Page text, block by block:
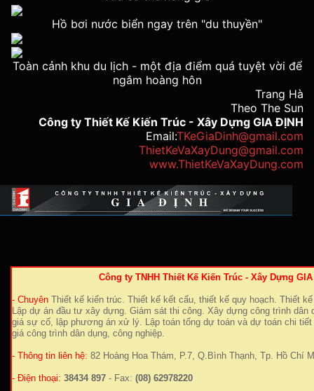
Hồ bơi nước biển ngay trên "du thuyền"
Toàn cảnh khu du lịch - một địa điểm quá tuyệt vời để
ngắm hoàng hôn
Trang Hà
Theo The Sun
Công ty Thiết Kế Kiến Trúc - Xây Dựng GIA ĐỊNH
Email:TKeGiaDinh@gmail.com
ThietKeVaXayDung@gmail.com
www.ThietKeVaXayDung.com
Công ty TNHH Thiết Kế Kiến Trúc - Xây Dựng
- Chuyên
Thiết kế kiến trúc. Thiết kế kết cấu, thiết kế quy hoạch. Thiết
Lập dự án đầu tư xây dựng. Giám sát thi công. Xây dựng công trình dân
giá sự cố, lập phương án xử lý. Lập toán tổng dự toán và dự toán chi tiết
giá công trình dân dụng, công nghiệp.
- Thông tin liên hệ: 82 Hoàng Hoa Thám, P.7, Q.Bình Thạnh, Tp. Hồ Chí
- Điện thoại: 38434 897 - Fax: (08) 62978220